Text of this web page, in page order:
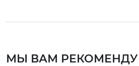
МЫ ВАМ